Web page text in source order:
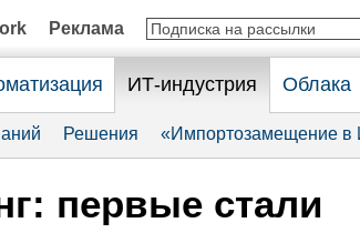
Реклама
ИТ-индустрия Облака
Решения «Импортозамещение в
первые стали